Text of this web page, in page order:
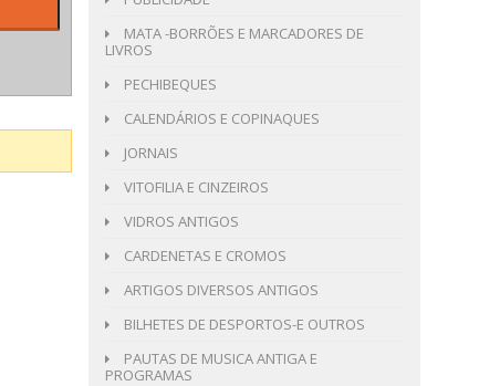
MATA -BORRÕES E MARCADORES DE
LIVROS
PECHIBEQUES
CALENDÁRIOS E COPINAQUES
JORNAIS
VITOFILIA E CINZEIROS
VIDROS ANTIGOS
CARDENETAS E CROMOS
ARTIGOS DIVERSOS ANTIGOS
BILHETES DE DESPORTOS-E OUTROS
PAUTAS DE MUSICA ANTIGA E
PROGRAMAS